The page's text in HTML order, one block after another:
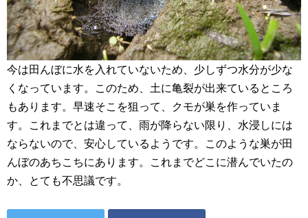
今は田んぼに水を入れていないため、少しずつ水分が少な
くなっています。このため、土に亀裂が出来ているところ
もあります。早速そこを狙って、クモが巣を作っていま
す。これまでとは違って、雨が降らない限り、水浸しには
ならないので、安心しているようです。このような巣が田
んぼのあちこちにあります。これまでどこに潜んでいたの
か、とても不思議です。